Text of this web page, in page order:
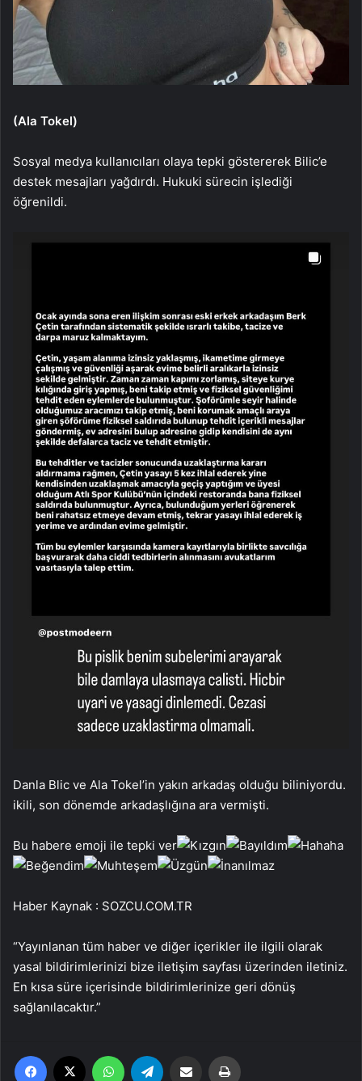
(Ala Tokel)
Sosyal medya kullanıcıları olaya tepki göstererek Bilic’e
destek mesajları yağdırdı. Hukuki sürecin işlediği
öğrenildi.
Danla Blic ve Ala Tokel’in yakın arkadaş olduğu biliniyordu.
ikili, son dönemde arkadaşlığına ara vermişti.
Bu habere emoji ile tepki ver
Haber Kaynak : SOZCU.COM.TR
“Yayınlanan tüm haber ve diğer içerikler ile ilgili olarak
yasal bildirimlerinizi bize iletişim sayfası üzerinden iletiniz.
En kısa süre içerisinde bildirimlerinize geri dönüş
sağlanılacaktır.”
Facebook WhatsApp Email'den paylaş